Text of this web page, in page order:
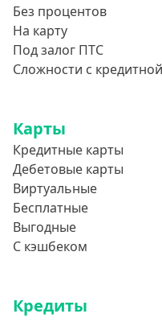
Без процентов
На карту
Под залог ПТС
Сложности с
Карты
Кредитные карты
Дебетовые карты
Виртуальные
Бесплатные
Выгодные
С кэшбеком
Кредиты